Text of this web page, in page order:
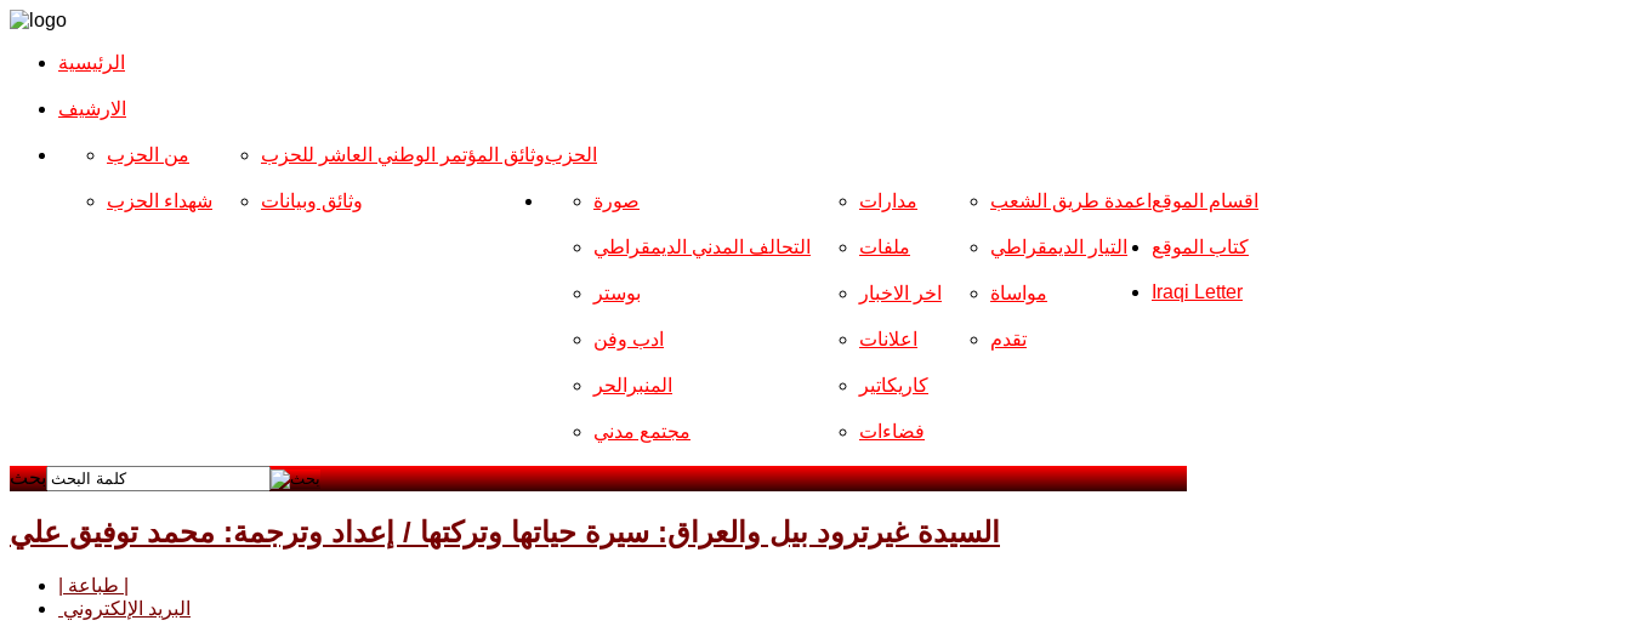
الرئيسية
الارشیف
الحزب من الحزب
شهداء الحزب
وثائق المؤتمر الوطني العاشر للحزب
وثائق وبيانات اقسام الموقع صورة
التحالف المدني الديمقراطي
بوستر
ادب وفن
المنبرالحر
مجتمع مدني
مدارات
ملفات
اخر الاخبار
اعلانات
كاريكاتير
فضاءات
اعمدة طريق الشعب
التيار الديمقراطي
مواساة
تقدم
كتاب الموقع
Iraqi Letter
بحث
السيدة غيرترود بيل والعراق: سيرة حياتها وتركتها / إعداد وترجمة: محمد توفيق علي
البريد الإلكتروني